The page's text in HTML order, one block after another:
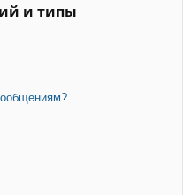
и типы